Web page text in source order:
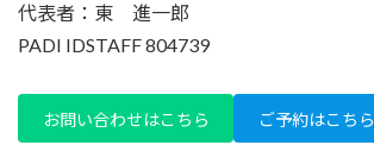
代表者：東 進一郎
PADI IDSTAFF 804739
お問い合わせはこちら ご予約はこちら